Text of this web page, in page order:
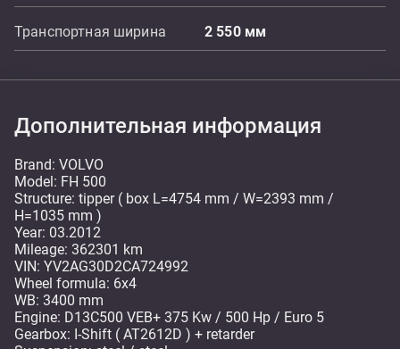
Транспортная ширина 2 550 мм
Дополнительная информация
Brand: VOLVO
Model: FH 500
Structure: tipper ( box L=4754 mm / W=2393 mm /
H=1035 mm )
Year: 03.2012
Mileage: 362301 km
VIN: YV2AG30D2CA724992
Wheel formula: 6x4
WB: 3400 mm
Engine: D13C500 VEB+ 375 Kw / 500 Hp / Euro 5
Gearbox: I-Shift ( AT2612D ) + retarder